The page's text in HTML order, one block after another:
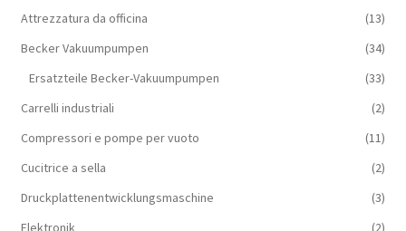
Attrezzatura da officina
(13)
Becker Vakuumpumpen
(34)
Ersatzteile Becker-Vakuumpumpen
(33)
Carrelli industriali
(2)
Compressori e pompe per vuoto
(11)
Cucitrice a sella
(2)
Druckplattenentwicklungsmaschine
(3)
Elektronik
(2)